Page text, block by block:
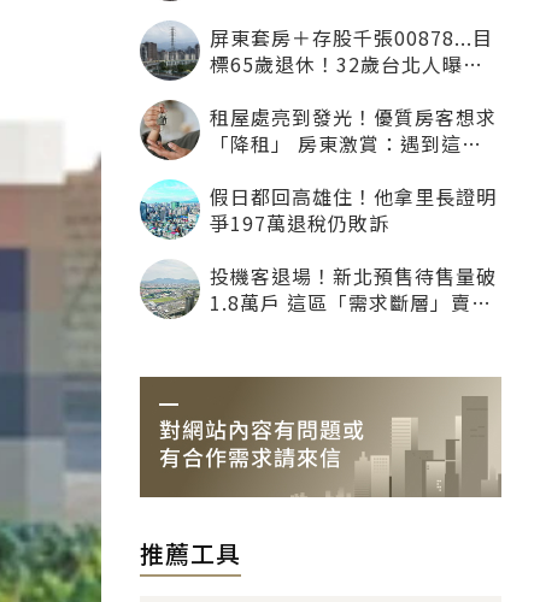
屏東套房＋存股千張00878...目
標65歲退休！32歲台北人曝：
租屋處亮到發光！優質房客想求
「降租」 房東激賞：遇到這種
假日都回高雄住！他拿里長證明
爭197萬退稅仍敗訴
投機客退場！新北預售待售量破
1.8萬戶 這區「需求斷層」賣壓
推薦工具